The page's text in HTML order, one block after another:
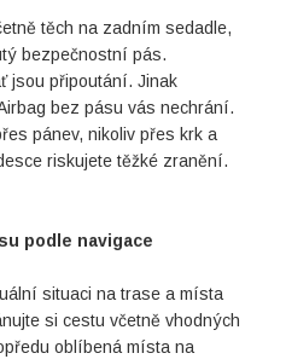
těch na zadním sedadle,
bezpečnostní pás.
jsou připoutání. Jinak
bez pásu vás nechrání.
pánev, nikoliv přes krk a
riskujete těžké zranění.
podle navigace
situaci na trase a místa
si cestu včetně vhodných
oblíbená místa na